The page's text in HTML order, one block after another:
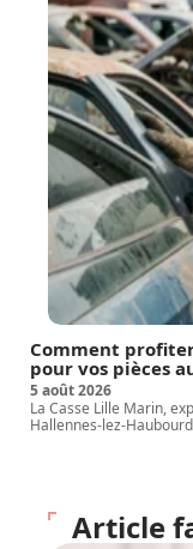
Comment
pour vos pièces
5 août 2026
La Casse Lille Marin,
Hallennes-lez-
Article